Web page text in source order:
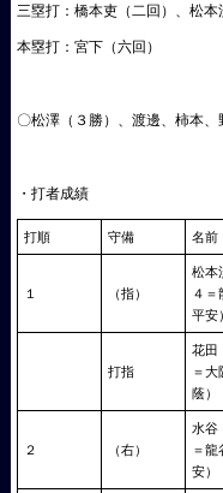
三塁打：橋本吏（二回）、松本
本塁打：宮下（六回）
〇松澤（３勝）、渡邊、柿本、
・打者成績
打順 守備 名前
１ （指）
松本
４＝
平安）
打指
花田
＝大
蔭）
２ （右）
水谷
＝龍
安）